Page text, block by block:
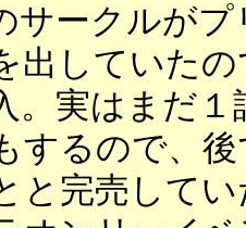
ークルがプ
出していた
。実はまだ
するので、
と完売して